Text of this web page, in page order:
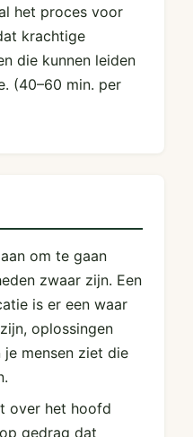
het proces voor
krachtige
die kunnen leiden
(40–60 min. per
om te gaan
zwaar zijn. Een
is er een waar
oplossingen
mensen ziet die
over het hoofd
gedrag dat